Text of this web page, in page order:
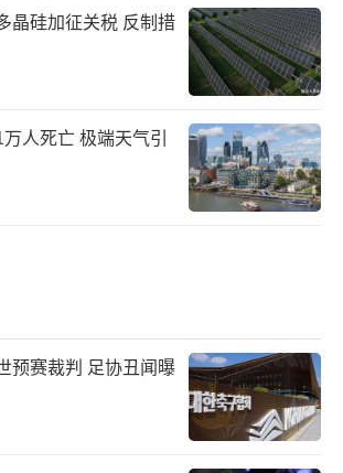
晶硅加征关税 反制措
人死亡 极端天气引
预赛裁判 足协丑闻曝